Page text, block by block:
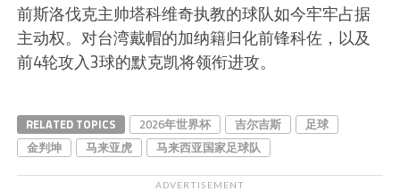
前斯洛伐克主帅塔科维奇执教的球队如今牢牢占据
主动权。对台湾戴帽的加纳籍归化前锋科佐，以及
前4轮攻入3球的默克凯将领衔进攻。
RELATED TOPICS 2026年世界杯 吉尔吉斯
足球
金判坤
马来亚虎 马来西亚国家足球队
ADVERTISEMENT